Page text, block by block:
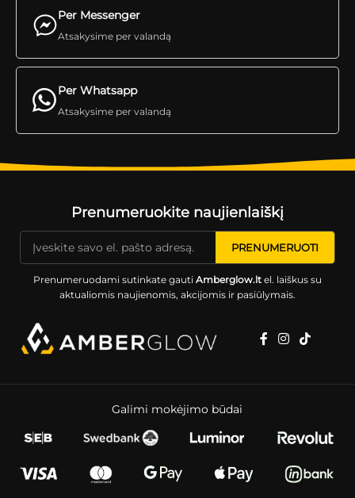
Per Messenger
Atsakysime per valandą
Per Whatsapp
Atsakysime per valandą
Prenumeruokite naujienlaiškį
Prenumeruodami sutinkate gauti Amberglow.ltel. laiškus su
aktualiomis naujienomis, akcijomis ir pasiūlymais.
Galimi mokėjimo būdai